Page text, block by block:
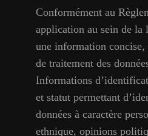
Conformément au
application au sein de la
une information concise,
de traitement des
Informations
et statut permettant
données à caractère
ethnique, opinions